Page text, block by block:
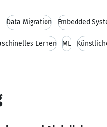
Data Migration Embedded
Lernen ML